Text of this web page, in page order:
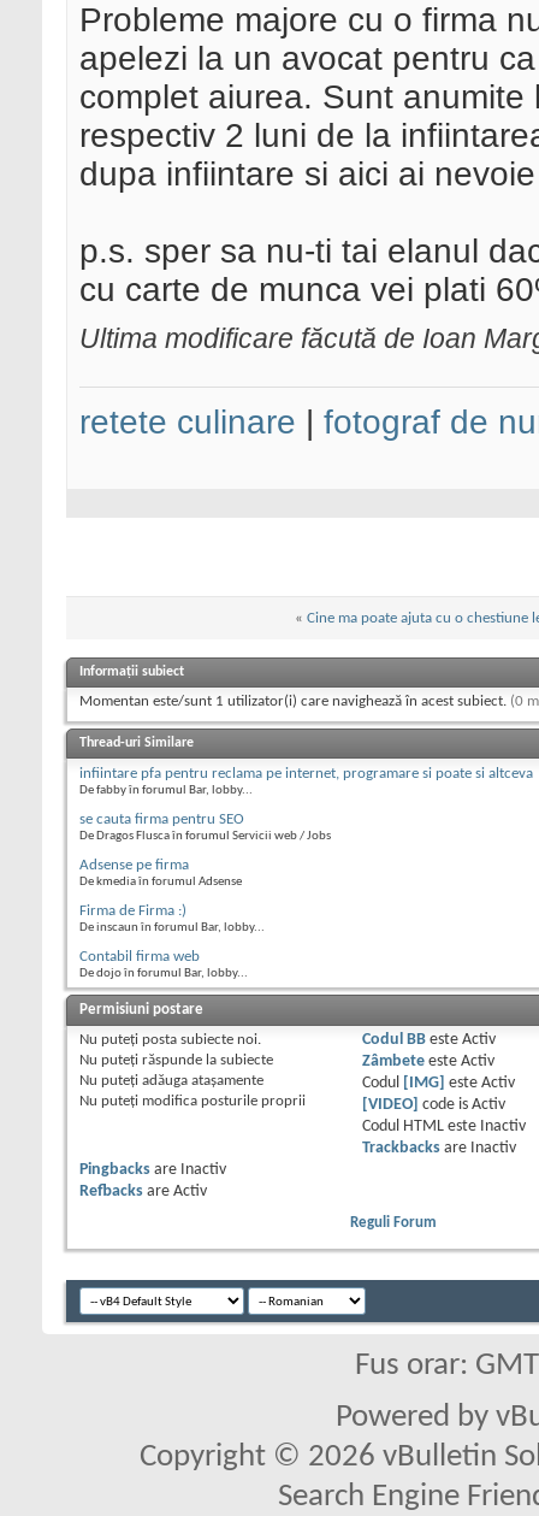
Probleme majore cu o firma
apelezi la un avocat pentru
complet aiurea. Sunt
respectiv 2 luni de la
dupa infiintare si aici ai
p.s. sper sa nu-ti tai elanul
cu carte de munca vei plati
Ultima modificare făcută de Ioan
retete culinare fotograf de
« Cine ma poate ajuta cu o chestiune
Informații subiect
Momentan este/sunt 1 utilizator(i) care navighează în acest subiect. (0
Thread-uri Similare
infiintare pfa pentru reclama pe internet, programare si poate si altceva
De fabby în forumul Bar, lobby...
se cauta firma pentru SEO
De Dragos Flusca în forumul Servicii web / Jobs
Adsense pe firma
De kmedia în forumul Adsense
Firma de Firma :)
De inscaun în forumul Bar, lobby...
Contabil firma web
De dojo în forumul Bar, lobby...
Permisiuni postare
Nu puteţi posta subiecte noi.
Nu puteţi răspunde la subiecte
Nu puteţi adăuga ataşamente
Nu puteţi modifica posturile proprii
Codul BBeste Activ
Zâmbeteeste Activ
Codul
[IMG] este Activ
[VIDEO] code is Activ
Codul HTML este
Inactiv
Trackbacksare
Inactiv
Pingbacks are
Inactiv
Refbacks are Activ
Reguli Forum
Fus orar:
Powered by
Copyright © 2026 vBulletin
Search Engine